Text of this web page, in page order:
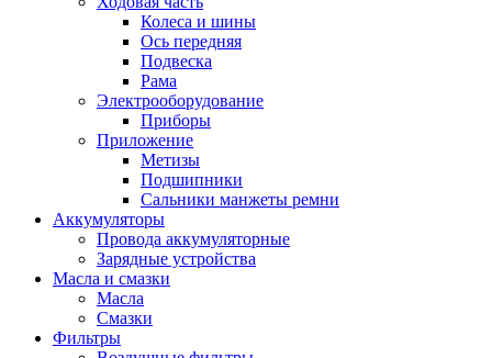
Колеса и шины
Ось передняя
Подвеска
Рама
Электрооборудование
Приборы
Приложение
Метизы
Подшипники
Сальники манжеты ремни
Аккумуляторы
Провода аккумуляторные
Зарядные устройства
Масла и смазки
Масла
Смазки
Фильтры